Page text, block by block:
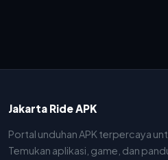
Jakarta Ride APK
Portal unduhan APK terpercaya
Temukan aplikasi, game, dan